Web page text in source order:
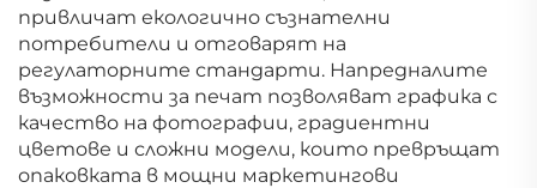
привличат екологично съзнателни
потребители и отговарят на
регулаторните стандарти. Напредналите
възможности за печат позволяват графика с
качество на фотографии, градиентни
цветове и сложни модели, които превръщат
опаковката в мощни маркетингови